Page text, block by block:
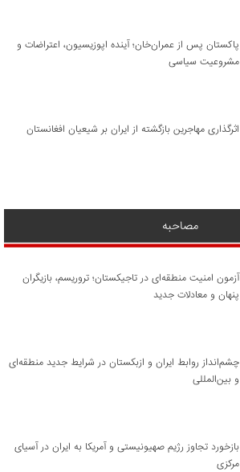
پاکستان پس از عمران‌خان؛ آینده اپوزیسیون، اعتراضات و
مشروعیت سیاسی
اثرگذاری مهاجرین بازگشته از ایران بر شیعیان افغانستان
مصاحبه
آزمون امنیت منطقه‌ای در تاجیکستان؛ تروریسم، بازیگران
پنهان و معادلات جدید
چشم‌انداز روابط ایران و ازبکستان در شرایط جدید منطقه‌ای
و بین‌المللی
​بازخورد تجاوز رژیم صهیونیستی و آمریکا به ایران در آسیای
مرکزی